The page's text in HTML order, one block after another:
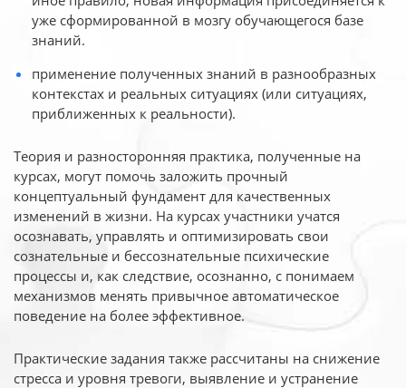
уже сформированной в мозгу обучающегося базе
знаний.
применение полученных знаний в разнообразных
контекстах и реальных ситуациях (или ситуациях,
приближенных к реальности).
Теория и разносторонняя практика, полученные на
курсах, могут помочь заложить прочный
концептуальный фундамент для качественных
изменений в жизни. На курсах участники учатся
осознавать, управлять и оптимизировать свои
сознательные и бессознательные психические
процессы и, как следствие, осознанно, с понимаем
механизмов менять привычное автоматическое
поведение на более эффективное.
Практические задания также рассчитаны на снижение
стресса и уровня тревоги, выявление и устранение